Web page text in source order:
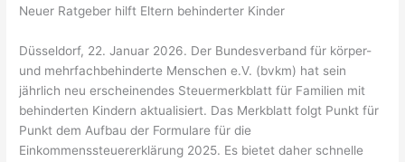
Neuer Ratgeber hilft Eltern behinderter Kinder
Düsseldorf, 22. Januar 2026. Der Bundesverband für körper-
und mehrfachbehinderte Menschen e.V. (bvkm) hat sein
jährlich neu erscheinendes Steuermerkblatt für Familien mit
behinderten Kindern aktualisiert. Das Merkblatt folgt Punkt für
Punkt dem Aufbau der Formulare für die
Einkommenssteuererklärung 2025. Es bietet daher schnelle